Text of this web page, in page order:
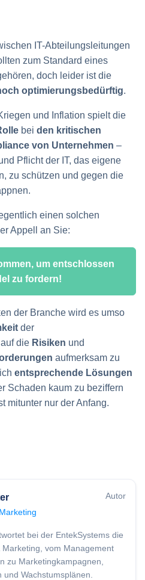
IT-Abteilungsleitungen
zum Standard eines
doch leider ist die
optimierungsbedürftig.
und Inflation spielt die
bei den kritischen
von Unternehmen –
Pflicht der IT, das eigene
zu schützen und gegen die
einen solchen
Appell an Sie:
um entschlossen
zu fordern!
der Branche wird es umso
der
die Risiken und
aufmerksam zu
entsprechende Lösungen
Schaden kaum zu beziffern
mitunter nur der Anfang.
Autor
bei der EntekSystems die
Marketing, vom Management
zu Marketingkampagnen,
Wachstumsplänen.